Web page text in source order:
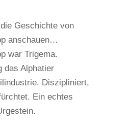
Geschichte von
anschauen…
war Trigema.
das Alphatier
Diszipliniert,
Ein echtes